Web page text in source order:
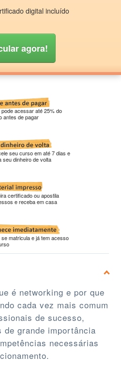
digital incluído
agora!
pode acessar até 25% do
antes de pagar
seu curso em até 7 dias e
seu dinheiro de volta
certificado ou apostila
e receba em casa
se matricula e já tem acesso
é networking e por que
cada vez mais comum
de sucesso,
grande importância
necessárias